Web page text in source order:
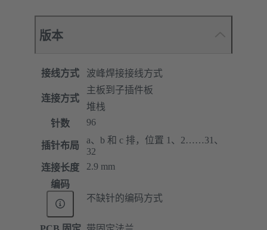
版本
接线方式 波峰焊接接线方式
连接方式
主板到子插件板
堆栈
针数
96
插针布局
a、b 和 c 排，位置 1、2……31、
32
连接长度
2.9 mm
编码
不缺针的编码方式